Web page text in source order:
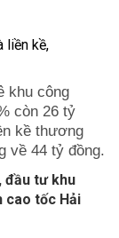
khu công
còn 26 tỷ
kề thương
về 44 tỷ đồng.
đầu tư khu
cao tốc Hải